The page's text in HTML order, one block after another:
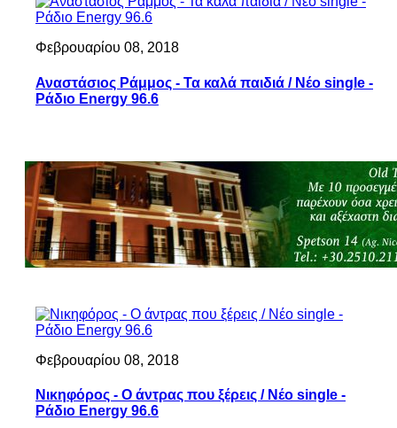
Φεβρουαρίου 08, 2018
Αναστάσιος Ράμμος - Τα καλά παιδιά / Νέο single -
Ράδιο Energy 96.6
Φεβρουαρίου 08, 2018
Νικηφόρος - Ο άντρας που ξέρεις / Νέο single -
Ράδιο Energy 96.6